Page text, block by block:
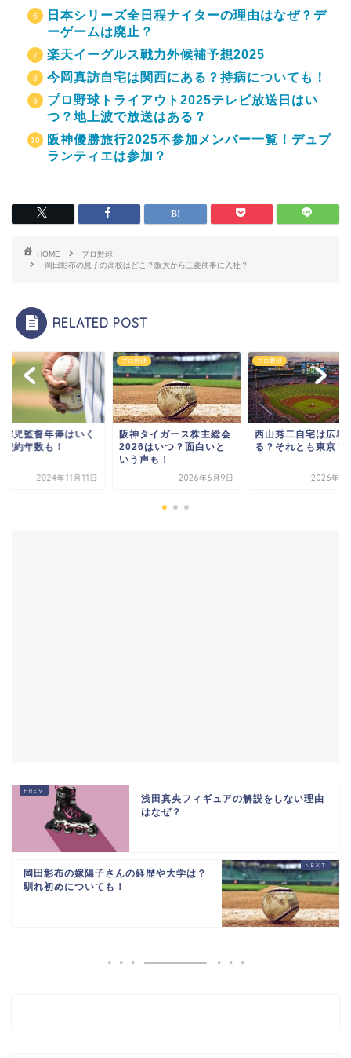
日本シリーズ全日程ナイターの理由はなぜ？デ
ーゲームは廃止？
楽天イーグルス戦力外候補予想2025
今岡真訪自宅は関西にある？持病についても！
プロ野球トライアウト2025テレビ放送日はい
つ？地上波で放送はある？
阪神優勝旅行2025不参加メンバー一覧！デュプ
ランティエは参加？
HOME
プロ野球
岡田彰布の息子の高校はどこ？阪大から三菱商事に入社？
RELATED POST
球児監督年俸はいく
契約年数も！
2024年11月11日
プロ野球
阪神タイガース株主総会
2026はいつ？面白いと
いう声も！
2026年6月9日
プロ野球
西山秀二自宅は広島
る？それとも東京？
2026年1
浅田真央フィギュアの解説をしない理由
はなぜ？
岡田彰布の嫁陽子さんの経歴や大学は？
馴れ初めについても！